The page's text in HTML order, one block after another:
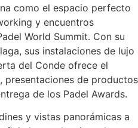
como el espacio perfecto
y encuentros
World Summit. Con su
sus instalaciones de lujo
del Conde ofrece el
presentaciones de productos
de los Padel Awards.
y vistas panorámicas a